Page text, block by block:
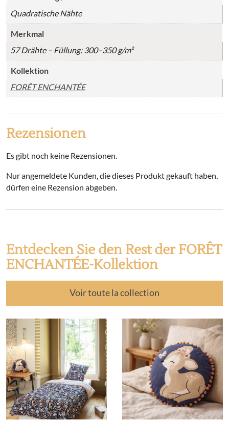
Quadratische Nähte
Merkmal
57 Drähte – Füllung: 300–350 g/m²
Kollektion
FORÊT ENCHANTÉE
Rezensionen
Es gibt noch keine Rezensionen.
Nur angemeldete Kunden, die dieses Produkt gekauft haben,
dürfen eine Rezension abgeben.
Entdecken Sie den Rest der FORÊT
ENCHANTÉE-Kollektion
Voir toute la collection